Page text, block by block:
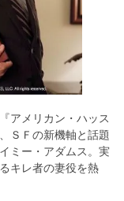
アメリカン・ハッス
ＳＦの新機軸と話題
ミー・アダムス。実
キレ者の妻役を熱